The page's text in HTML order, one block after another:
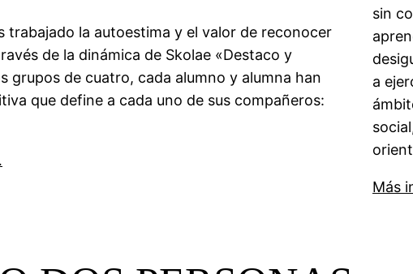
trabajado la autoestima y el valor de reconocer
de la dinámica de Skolae «Destaco y
grupos de cuatro, cada alumno y alumna han
que define a cada uno de sus compañeros:
sin
a
Más